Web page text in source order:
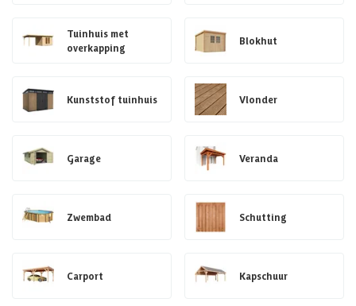
Tuinhuis met
overkapping
Blokhut
Kunststof tuinhuis Vlonder
Garage Veranda
Zwembad Schutting
Carport Kapschuur